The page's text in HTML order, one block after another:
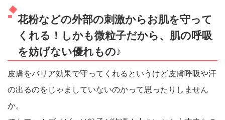
花粉などの外部の刺激からお肌を守って
くれる！しかも微粒子だから、肌の呼吸
を妨げない優れもの♪
皮膚をバリア効果で守ってくれるというけど皮膚呼吸や汗
の出るのをじゃましていないのかって思ったりしません
か。